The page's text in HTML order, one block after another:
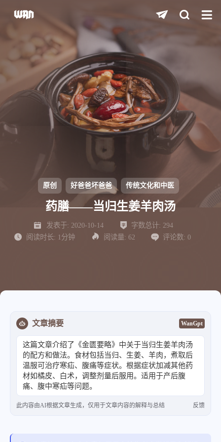
shift 关闭快捷键功能
shift A 打开中控台
播放/暂停音乐
深色/浅色显示模式
L 友链页面
原创 好爸爸坏爸爸 传统文化和中医
药膳——当归生姜羊肉汤
发表于: 2020-10-14 字数总计: 294
阅读时长: 1分钟 阅读量: 62 评论数: 0
文章摘要 WanGpt
这篇文章介绍了《金匮要略》中关于当归生姜羊肉汤
的配方和做法。食材包括当归、生姜、羊肉，煮取后
温服可治疗寒疝、腹痛等症状。根据症状加减其他药
材如橘皮、白术，调整剂量后服用。适用于产后腹
痛、腹中寒疝等问题。
此内容由AI根据文章生成，仅用于文章内容的解释与总结 反馈